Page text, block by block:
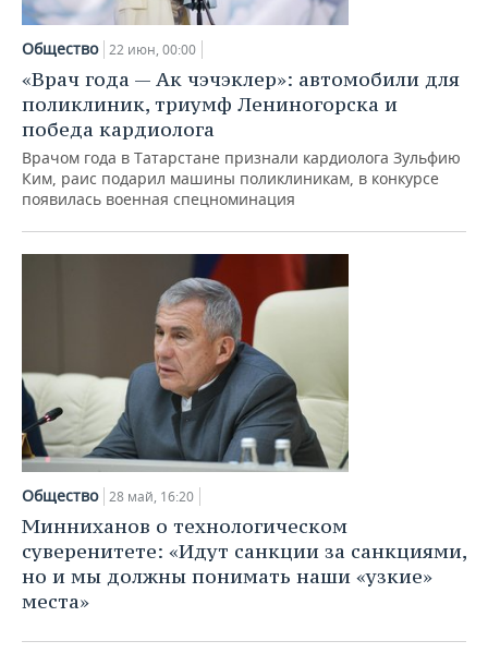
Общество 22 июн, 00:00
«Врач года — Ак чэчэклер»: автомобили для
поликлиник, триумф Лениногорска и
победа кардиолога
Врачом года в Татарстане признали кардиолога Зульфию
Ким, раис подарил машины поликлиникам, в конкурсе
появилась военная спецноминация
Общество 28 май, 16:20
Минниханов о технологическом
суверенитете: «Идут санкции за санкциями,
но и мы должны понимать наши «узкие»
места»